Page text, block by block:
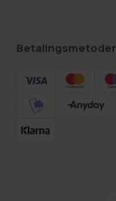
Betalingsmetoder